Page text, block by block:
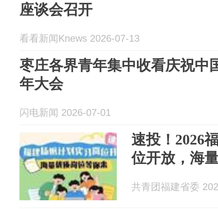
座谈会召开
看看新闻Knews 2026-07-13
枣庄各界青年集中收看庆祝中
年大会
闪电新闻 2026-07-01
速投！2026
位开放，海
共青团福建省委